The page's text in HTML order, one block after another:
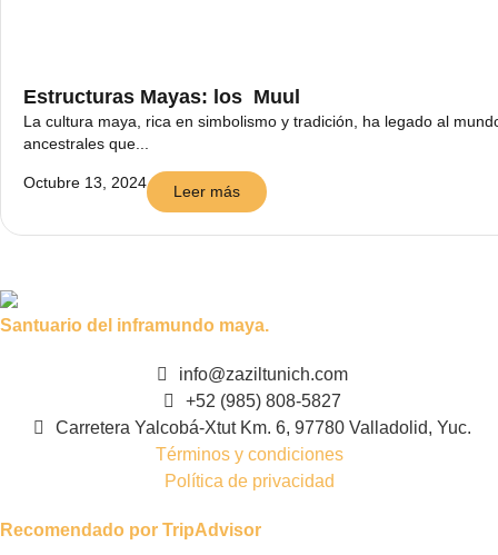
Estructuras Mayas: los Muul
La cultura maya, rica en simbolismo y tradición, ha legado al
ancestrales que...
Octubre 13, 2024 Leer más
Santuario del inframundo maya.
info@zaziltunich.com
+52 (985) 808-5827
Carretera Yalcobá-Xtut Km. 6, 97780 Valladolid, Yuc.
Términos y condiciones
Política de privacidad
Recomendado por TripAdvisor